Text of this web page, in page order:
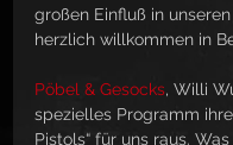
großen Einfluß in
herzlich willkommen in
Pöbel & Gesocks, Willi
spezielles Programm
Pistols“ für uns raus.